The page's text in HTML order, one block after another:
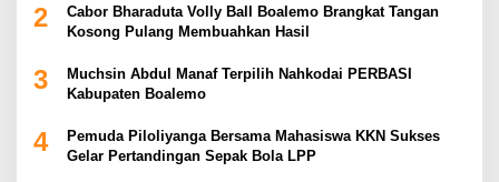
2
Cabor Bharaduta Volly Ball Boalemo Brangkat Tangan
Kosong Pulang Membuahkan Hasil
3
Muchsin Abdul Manaf Terpilih Nahkodai PERBASI
Kabupaten Boalemo
4
Pemuda Piloliyanga Bersama Mahasiswa KKN Sukses
Gelar Pertandingan Sepak Bola LPP